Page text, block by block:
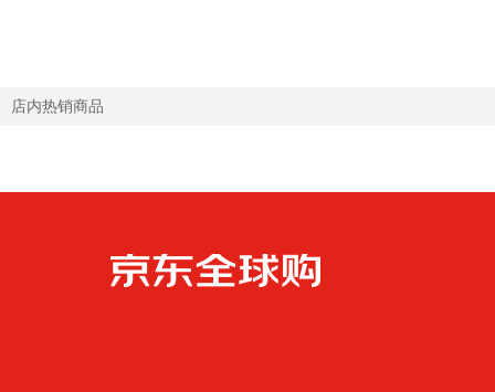
店内热销商品